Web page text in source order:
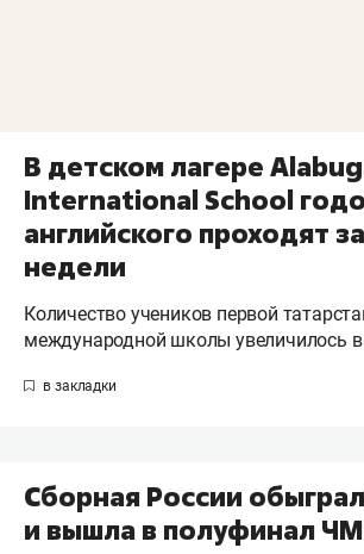
В детском лагере
International School
английского проходят
недели
Количество учеников первой
международной школы увеличилось в
Сборная России
и вышла в полуфинал